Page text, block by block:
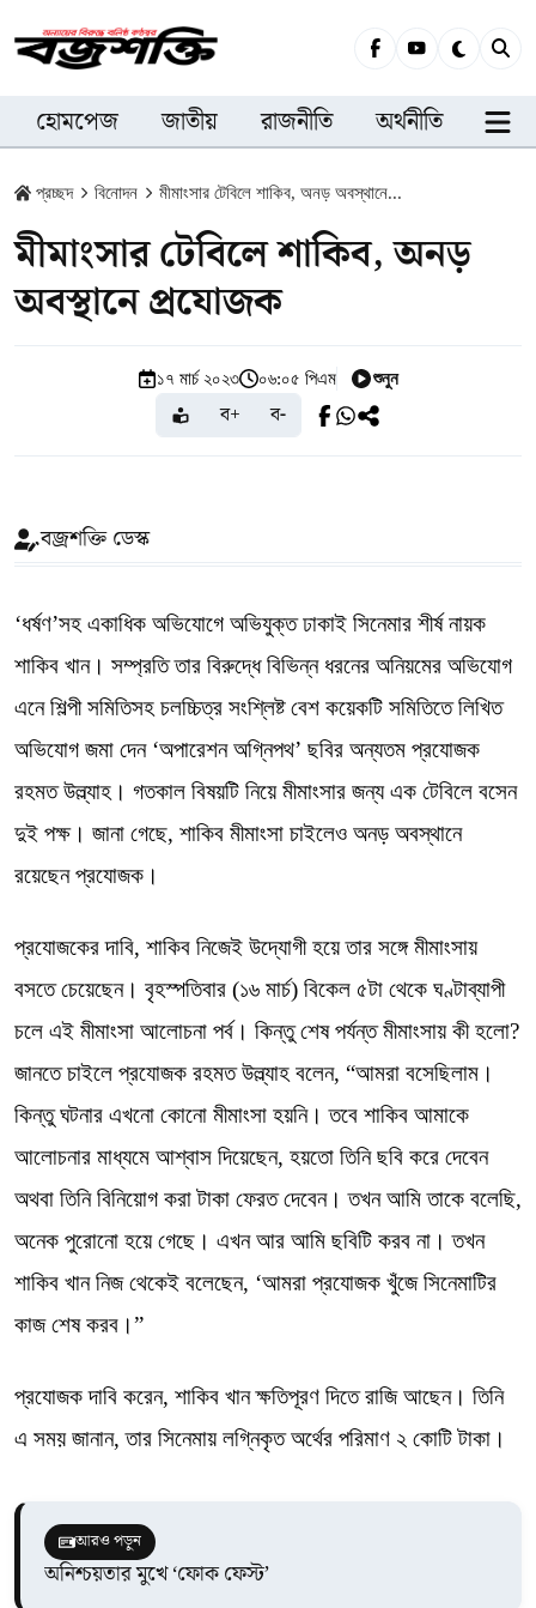
হোমপেজ জাতীয় রাজনীতি অর্থনীতি
প্রচ্ছদ বিনোদন মীমাংসার টেবিলে শাকিব, অনড় অবস্থানে...
মীমাংসার টেবিলে শাকিব, অনড়
অবস্থানে প্রযোজক
১৭ মার্চ ২০২৩ ০৬:০৫ পিএম শুনুন
ব+ ব-
বজ্রশক্তি ডেস্ক
‘ধর্ষণ’সহ একাধিক অভিযোগে অভিযুক্ত ঢাকাই সিনেমার শীর্ষ নায়ক
শাকিব খান। সম্প্রতি তার বিরুদ্ধে বিভিন্ন ধরনের অনিয়মের অভিযোগ
এনে শিল্পী সমিতিসহ চলচ্চিত্র সংশ্লিষ্ট বেশ কয়েকটি সমিতিতে লিখিত
অভিযোগ জমা দেন ‘অপারেশন অগ্নিপথ’ ছবির অন্যতম প্রযোজক
রহমত উল্ল্যাহ। গতকাল বিষয়টি নিয়ে মীমাংসার জন্য এক টেবিলে বসেন
দুই পক্ষ। জানা গেছে, শাকিব মীমাংসা চাইলেও অনড় অবস্থানে
রয়েছেন প্রযোজক।
প্রযোজকের দাবি, শাকিব নিজেই উদ্যোগী হয়ে তার সঙ্গে মীমাংসায়
বসতে চেয়েছেন। বৃহস্পতিবার (১৬ মার্চ) বিকেল ৫টা থেকে ঘণ্টাব্যাপী
চলে এই মীমাংসা আলোচনা পর্ব। কিন্তু শেষ পর্যন্ত মীমাংসায় কী হলো?
জানতে চাইলে প্রযোজক রহমত উল্ল্যাহ বলেন, “আমরা বসেছিলাম।
কিন্তু ঘটনার এখনো কোনো মীমাংসা হয়নি। তবে শাকিব আমাকে
আলোচনার মাধ্যমে আশ্বাস দিয়েছেন, হয়তো তিনি ছবি করে দেবেন
অথবা তিনি বিনিয়োগ করা টাকা ফেরত দেবেন। তখন আমি তাকে বলেছি,
অনেক পুরোনো হয়ে গেছে। এখন আর আমি ছবিটি করব না। তখন
শাকিব খান নিজ থেকেই বলেছেন, ‘আমরা প্রযোজক খুঁজে সিনেমাটির
কাজ শেষ করব।”
প্রযোজক দাবি করেন, শাকিব খান ক্ষতিপূরণ দিতে রাজি আছেন। তিনি
এ সময় জানান, তার সিনেমায় লগ্নিকৃত অর্থের পরিমাণ ২ কোটি টাকা।
আরও পড়ুন
অনিশ্চয়তার মুখে ‘ফোক ফেস্ট’